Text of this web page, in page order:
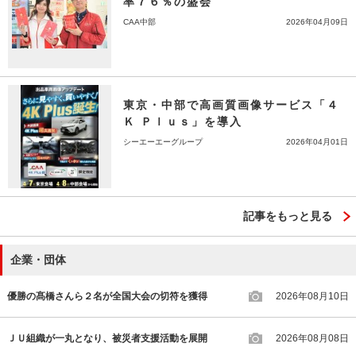
CAA中部 2026年04月09日
東京・中部で高画質画像サービス「４
Ｋ Ｐｌｕｓ」を導入
シーエーエーグループ 2026年04月01日
記事をもっと見る
企業・団体
優勝の髙橋さんら２名が全国大会の切符を獲得 2026年08月10日
ＪＵ組織が一丸となり、被災者支援活動を展開 2026年08月08日